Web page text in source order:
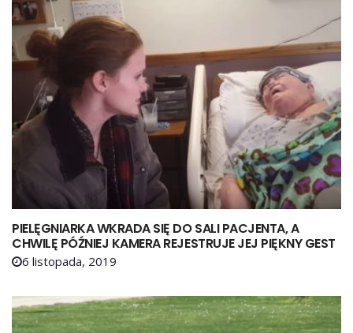
PIELĘGNIARKA WKRADA SIĘ DO SALI PACJENTA, A
CHWILĘ PÓŹNIEJ KAMERA REJESTRUJE JEJ PIĘKNY GEST
6 listopada, 2019